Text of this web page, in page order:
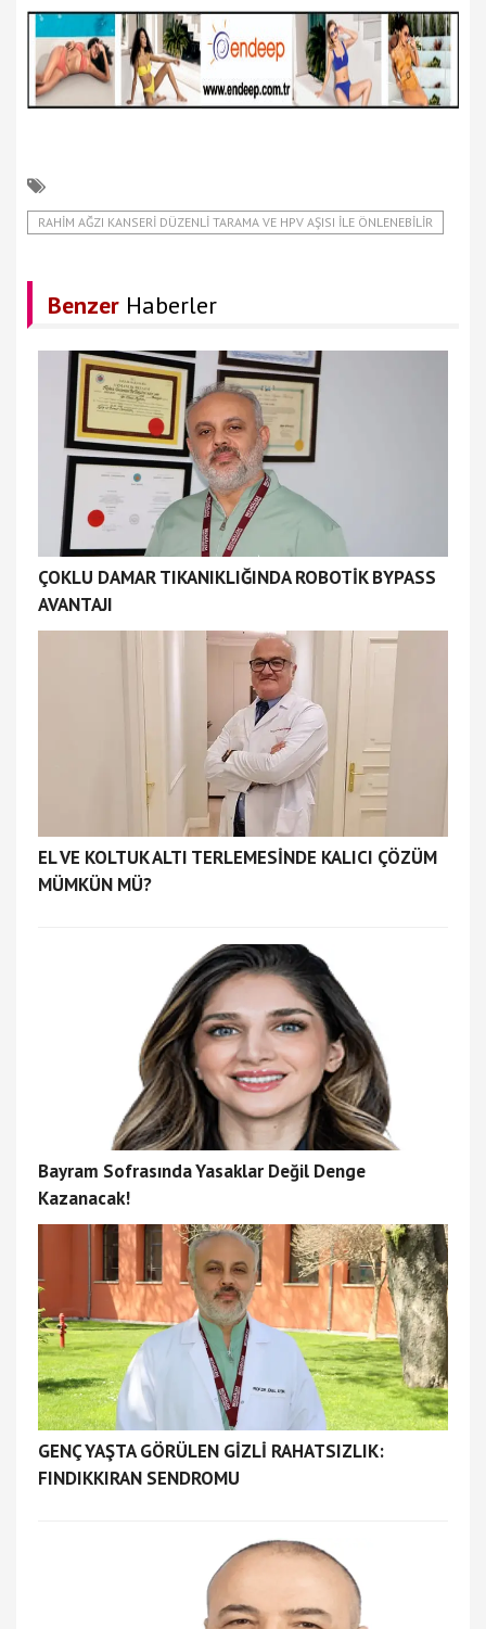
RAHIM AĞZI KANSERI DÜZENLI TARAMA VE HPV AŞISI ILE ÖNLENEBILIR
Benzer Haberler
ÇOKLU DAMAR TIKANIKLIĞINDA ROBOTİK BYPASS
AVANTAJI
EL VE KOLTUK ALTI TERLEMESİNDE KALICI ÇÖZÜM
MÜMKÜN MÜ?
Bayram Sofrasında Yasaklar Değil Denge
Kazanacak!
GENÇ YAŞTA GÖRÜLEN GİZLİ RAHATSIZLIK:
FINDIKKIRAN SENDROMU